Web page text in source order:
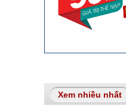
Xem nhiều nhất